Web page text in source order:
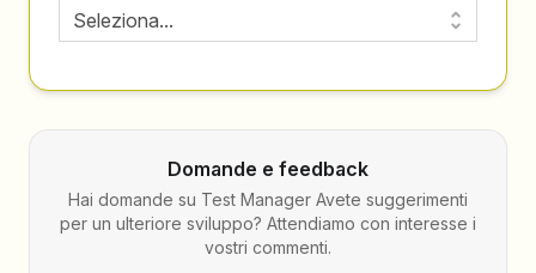
Seleziona...
Domande e feedback
Hai domande su Test Manager Avete suggerimenti
per un ulteriore sviluppo? Attendiamo con interesse i
vostri commenti.